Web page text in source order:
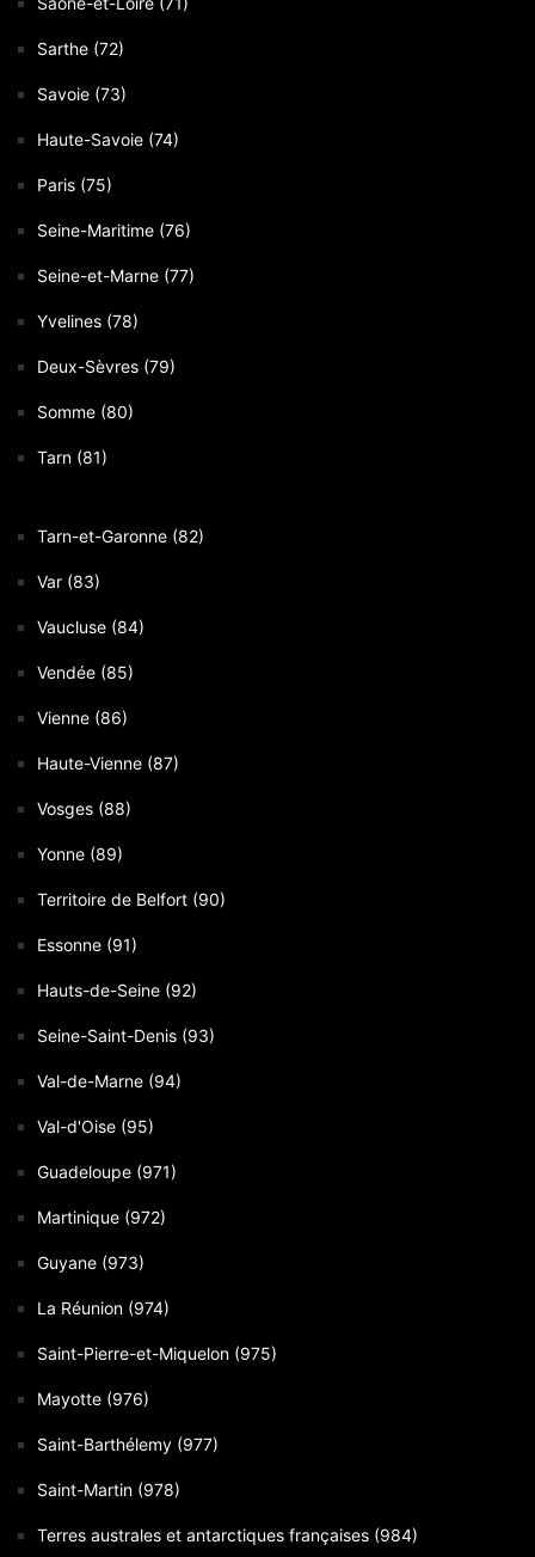
Sarthe (72)
Savoie (73)
Haute-Savoie (74)
Paris (75)
Seine-Maritime (76)
Seine-et-Marne (77)
Yvelines (78)
Deux-Sèvres (79)
Somme (80)
Tarn (81)
Tarn-et-Garonne (82)
Var (83)
Vaucluse (84)
Vendée (85)
Vienne (86)
Haute-Vienne (87)
Vosges (88)
Yonne (89)
Territoire de Belfort (90)
Essonne (91)
Hauts-de-Seine (92)
Seine-Saint-Denis (93)
Val-de-Marne (94)
Val-d'Oise (95)
Guadeloupe (971)
Martinique (972)
Guyane (973)
La Réunion (974)
Saint-Pierre-et-Miquelon (975)
Mayotte (976)
Saint-Barthélemy (977)
Saint-Martin (978)
Terres australes et antarctiques françaises (984)